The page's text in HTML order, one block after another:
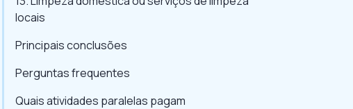
locais
Principais conclusões
Perguntas frequentes
Quais atividades paralelas pagam